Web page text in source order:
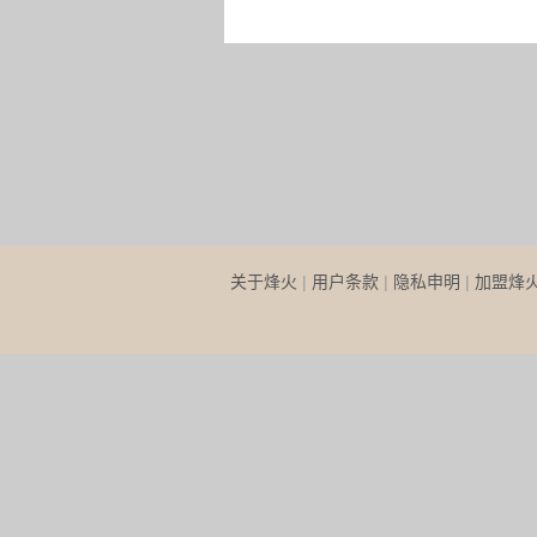
关于烽火 | 用户条款 | 隐私申明 | 加盟烽